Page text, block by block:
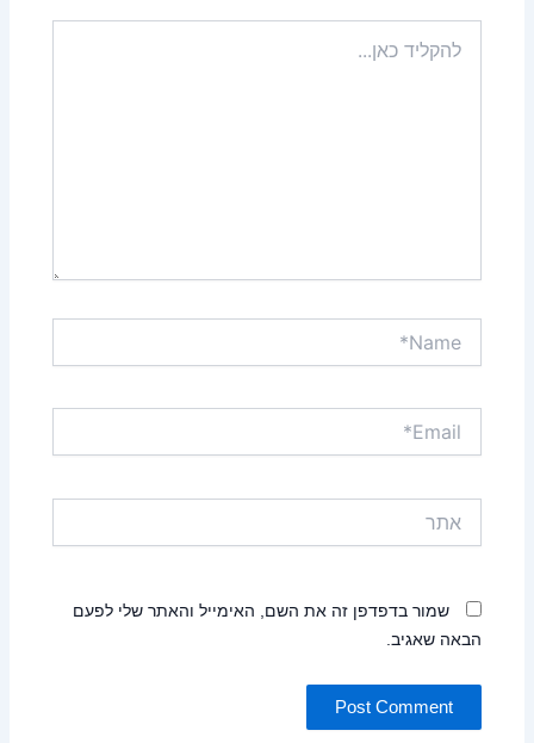
כאן...
שמור בדפדפן זה את השם, האימייל והאתר שלי לפעם
הבאה שאגיב.